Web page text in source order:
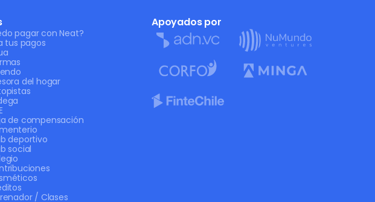
pagar con Neat?
tus pagos
del hogar
de compensación
deportivo
social
/ Clases
Apoyados por